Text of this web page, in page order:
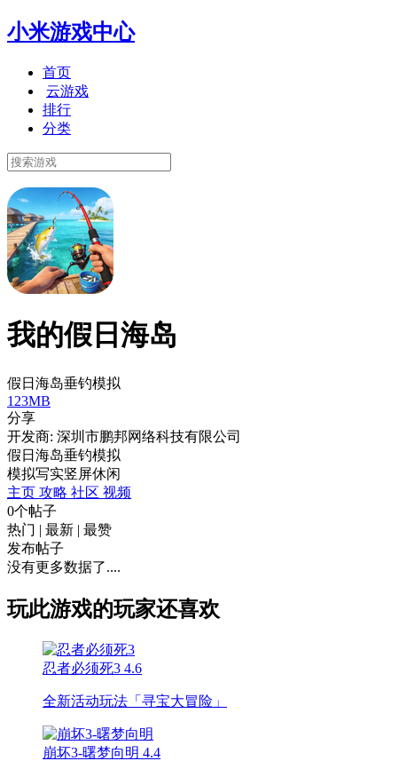
小米游戏中心
首页
云游戏
排行
分类
我的假日海岛
假日海岛垂钓模拟
123MB
分享
开发商: 深圳市鹏邦网络科技有限公司
假日海岛垂钓模拟
模拟写实竖屏休闲
主页 攻略 社区 视频
0个帖子
热门 | 最新 | 最赞
发布帖子
没有更多数据了....
玩此游戏的玩家还喜欢
忍者必须死3 4.6
全新活动玩法「寻宝大冒险」
崩坏3-曙梦向明 4.4